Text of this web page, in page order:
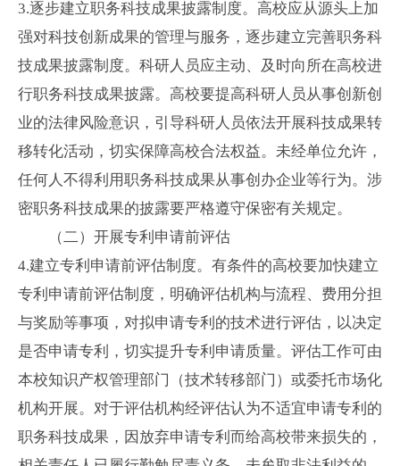
3.逐步建立职务科技成果披露制度。高校应从源头上加
强对科技创新成果的管理与服务，逐步建立完善职务科
技成果披露制度。科研人员应主动、及时向所在高校进
行职务科技成果披露。高校要提高科研人员从事创新创
业的法律风险意识，引导科研人员依法开展科技成果转
移转化活动，切实保障高校合法权益。未经单位允许，
任何人不得利用职务科技成果从事创办企业等行为。涉
密职务科技成果的披露要严格遵守保密有关规定。
（二）开展专利申请前评估
4.建立专利申请前评估制度。有条件的高校要加快建立
专利申请前评估制度，明确评估机构与流程、费用分担
与奖励等事项，对拟申请专利的技术进行评估，以决定
是否申请专利，切实提升专利申请质量。评估工作可由
本校知识产权管理部门（技术转移部门）或委托市场化
机构开展。对于评估机构经评估认为不适宜申请专利的
职务科技成果，因放弃申请专利而给高校带来损失的，